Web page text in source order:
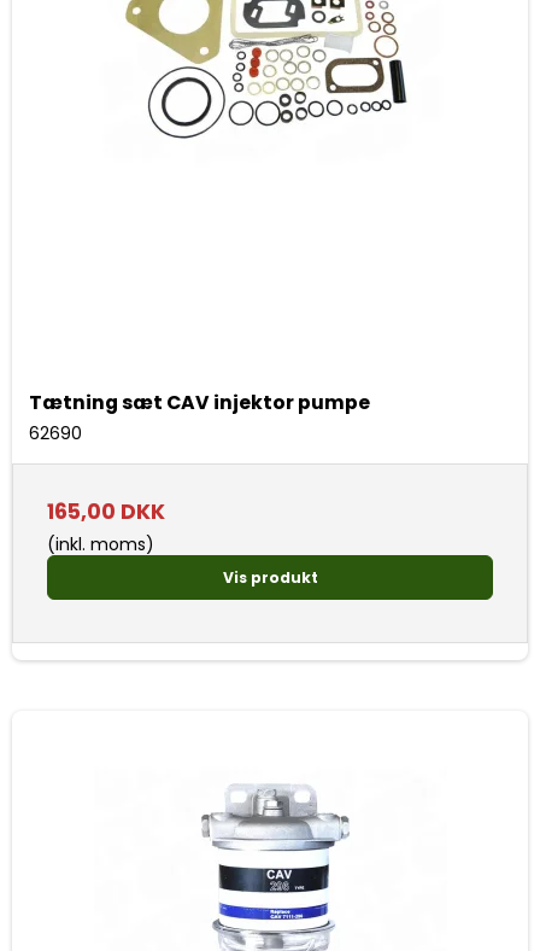
Tætning sæt CAV injektor pumpe
62690
165,00 DKK
(inkl. moms)
Vis produkt